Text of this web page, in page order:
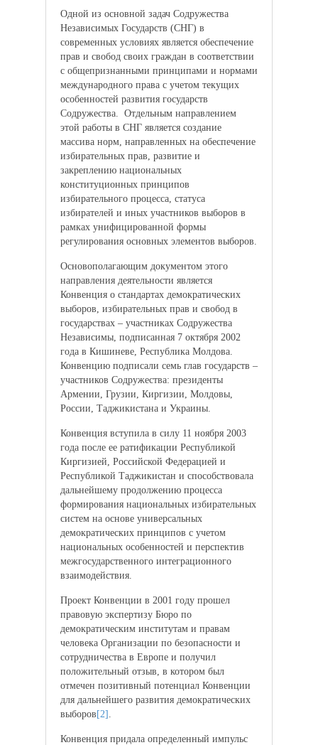
Одной из основной задач Содружества
Независимых Государств (СНГ) в
современных условиях является обеспечение
прав и свобод своих граждан в соответствии
с общепризнанными принципами и нормами
международного права с учетом текущих
особенностей развития государств
Содружества. Отдельным направлением
этой работы в СНГ является создание
массива норм, направленных на обеспечение
избирательных прав, развитие и
закреплению национальных
конституционных принципов
избирательного процесса, статуса
избирателей и иных участников выборов в
рамках унифицированной формы
регулирования основных элементов выборов.
Основополагающим документом этого
направления деятельности является
Конвенция о стандартах демократических
выборов, избирательных прав и свобод в
государствах – участниках Содружества
Независимы, подписанная 7 октября 2002
года в Кишиневе, Республика Молдова.
Конвенцию подписали семь глав государств –
участников Содружества: президенты
Армении, Грузии, Киргизии, Молдовы,
России, Таджикистана и Украины.
Конвенция вступила в силу 11 ноября 2003
года после ее ратификации Республикой
Киргизией, Российской Федерацией и
Республикой Таджикистан и способствовала
дальнейшему продолжению процесса
формирования национальных избирательных
систем на основе универсальных
демократических принципов с учетом
национальных особенностей и перспектив
межгосударственного интеграционного
взаимодействия.
Проект Конвенции в 2001 году прошел
правовую экспертизу Бюро по
демократическим институтам и правам
человека Организации по безопасности и
сотрудничества в Европе и получил
положительный отзыв, в котором был
отмечен позитивный потенциал Конвенции
для дальнейшего развития демократических
выборов [2] .
Конвенция придала определенный импульс